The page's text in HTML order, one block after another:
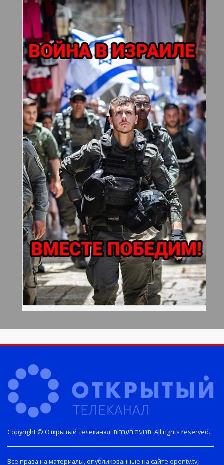
Copyright © Открытый телеканал. תנועת הערבות. All rights reserved.
Все права на материалы, опубликованные на сайте opentv.tv,